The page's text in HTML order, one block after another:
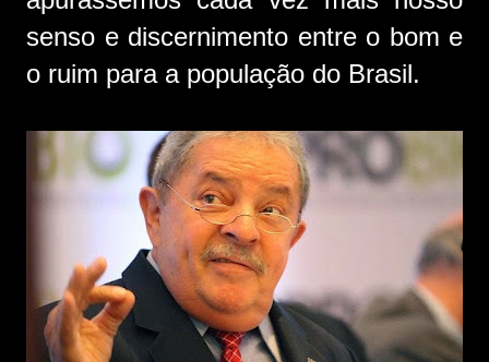
senso e discernimento entre o bom e
o ruim para a população do Brasil.